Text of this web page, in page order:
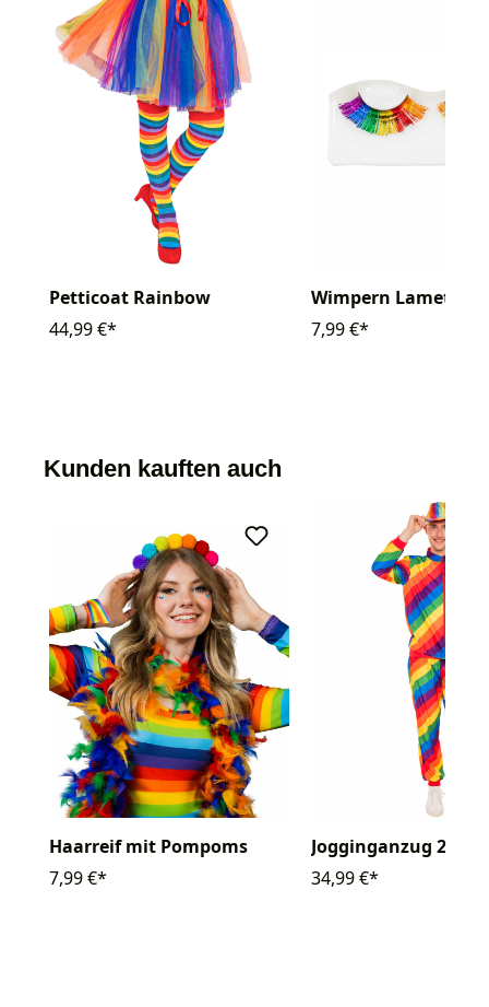
Petticoat Rainbow
44,99 €*
Wimpern Lametta
7,99 €*
Kunden kauften auch
Haarreif mit Pompoms
7,99 €*
Jogginganzug 2-tlg.
34,99 €*